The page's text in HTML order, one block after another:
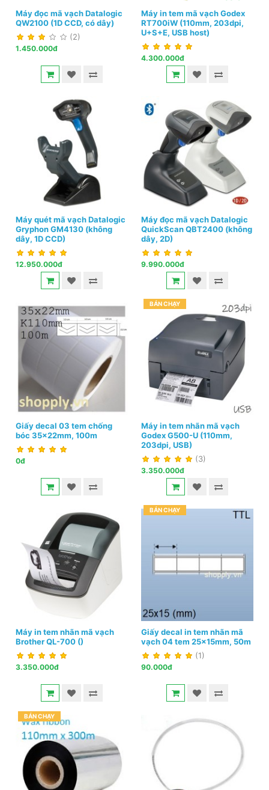
Máy đọc mã vạch Datalogic
QW2100 (1D CCD, có dây)
(2)
1.450.000đ
Máy in tem mã vạch Godex
RT700iW (110mm, 203dpi,
U+S+E, USB host)
4.300.000đ
Máy quét mã vạch Datalogic
Gryphon GM4130 (không
dây, 1D CCD)
12.950.000đ
Máy đọc mã vạch Datalogic
QuickScan QBT2400 (không
dây, 2D)
9.990.000đ
Giấy decal 03 tem chống
bóc 35x22mm, 100m
0đ
BÁN CHẠY
Máy in tem nhãn mã vạch
Godex G500-U (110mm,
203dpi, USB)
(3)
3.350.000đ
Máy in tem nhãn mã vạch
Brother QL-700 ()
3.350.000đ
BÁN CHẠY
Giấy decal in tem nhãn mã
vạch 04 tem 25x15mm, 50m
(1)
90.000đ
BÁN CHẠY